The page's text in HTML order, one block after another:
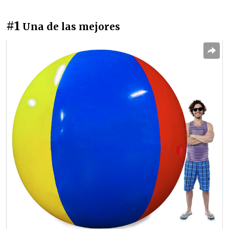
#1 Una de las mejores